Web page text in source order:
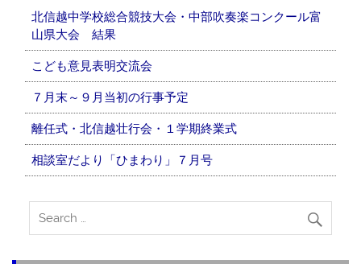
北信越中学校総合競技大会・中部吹奏楽コンクール富
山県大会 結果
こども意見表明交流会
７月末～９月当初の行事予定
離任式・北信越壮行会・１学期終業式
相談室だより「ひまわり」７月号